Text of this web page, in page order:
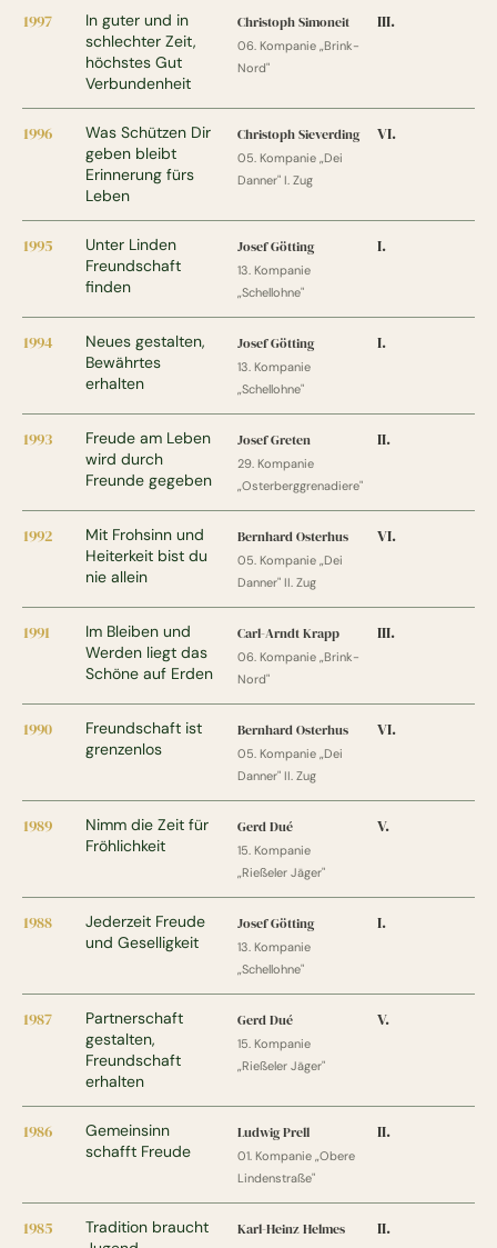
1997
In guter und in
schlechter Zeit,
höchstes Gut
Verbundenheit
Christoph Simoneit
06. Kompanie „Brink-
Nord"
III.
1996
Was Schützen Dir
geben bleibt
Erinnerung fürs
Leben
Christoph Sieverding
05. Kompanie „Dei
Danner" I. Zug
VI.
1995
Unter Linden
Freundschaft
finden
Josef Götting
13. Kompanie
„Schellohne"
I.
1994
Neues gestalten,
Bewährtes
erhalten
Josef Götting
13. Kompanie
„Schellohne"
I.
1993
Freude am Leben
wird durch
Freunde gegeben
Josef Greten
29. Kompanie
„Osterberggrenadiere"
II.
1992
Mit Frohsinn und
Heiterkeit bist du
nie allein
Bernhard Osterhus
05. Kompanie „Dei
Danner" II. Zug
VI.
1991
Im Bleiben und
Werden liegt das
Schöne auf Erden
Carl-Arndt Krapp
06. Kompanie „Brink-
Nord"
III.
1990
Freundschaft ist
grenzenlos
Bernhard Osterhus
05. Kompanie „Dei
Danner" II. Zug
VI.
1989
Nimm die Zeit für
Fröhlichkeit
Gerd Dué
15. Kompanie
„Rießeler Jäger"
V.
1988
Jederzeit Freude
und Geselligkeit
Josef Götting
13. Kompanie
„Schellohne"
I.
1987
Partnerschaft
gestalten,
Freundschaft
erhalten
Gerd Dué
15. Kompanie
„Rießeler Jäger"
V.
1986
Gemeinsinn
schafft Freude
Ludwig Prell
01. Kompanie „Obere
Lindenstraße"
II.
1985
Tradition braucht
Karl-Heinz Helmes II.